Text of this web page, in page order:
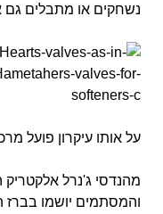
נשחקים או מתבלים גם
על אותו עיקרון פועל
מהנדסי ג'נרל
והמסתמים יושמו